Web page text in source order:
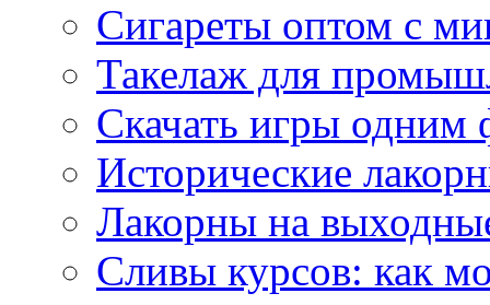
Сигареты оптом с
Такелаж для
Скачать игры одним
Исторические
Лакорны на
Сливы курсов: как